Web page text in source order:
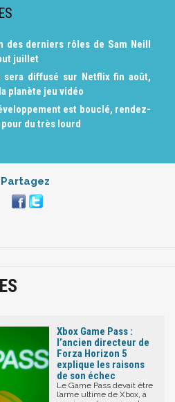
des derniers rôles de Sam Neill
juillet
sera diffusé sur Netflix fin août,
planète jeu vidéo
est bouclé, rendez-
du très lourd
Partagez
Xbox Game Pass :
l’ancien directeur de
Forza Horizon 5
explique les raisons
de son échec
Le Game Pass devait être
l’arme ultime de Xbox, à